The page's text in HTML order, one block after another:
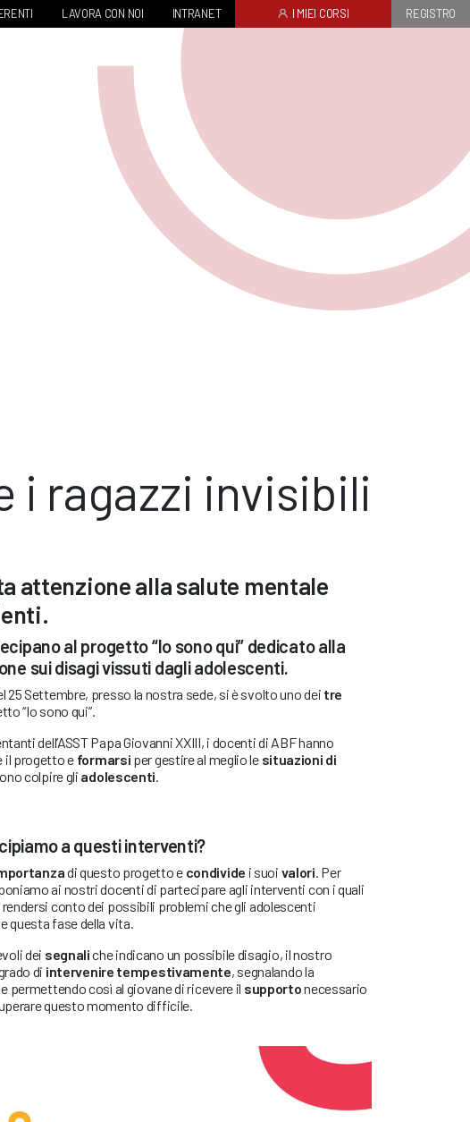
LAVORA CON NOI INTRANET I MIEI CORSI REGISTRO
i ragazzi invisibili
attenzione alla salute mentale
al progetto “Io sono qui” dedicato alla
sui disagi vissuti dagli adolescenti.
25 Settembre, presso la nostra sede, si è svolto uno dei tre
“Io sono qui”.
dell’ASST Papa Giovanni XXIII, i docenti di ABF hanno
il progetto e formarsi per gestire al meglio le situazioni di
colpire gli adolescenti
a questi interventi?
di questo progetto e condivide i suoi valori . Per
ai nostri docenti di partecipare agli interventi con i quali
conto dei possibili problemi che gli adolescenti
questa fase della vita.
dei segnaliche indicano un possibile disagio, il nostro
di intervenire tempestivamente, segnalando la
permettendo così al giovane di ricevere il supportonecessario
questo momento difficile.